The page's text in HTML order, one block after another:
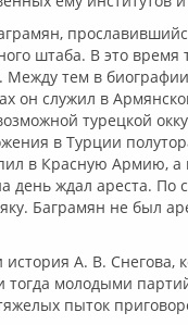
штаба. В это
Между тем в
он служил в
турецкой
в Турции
в Красную Армию,
день ждал ареста. По
Баграмян не был
история А. В.
тогда молодыми
пыток